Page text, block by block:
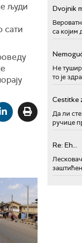
људи
сати
Dvojnik
са
Не
то је
Cestitke
Да ли
ручице
Re: Eh...